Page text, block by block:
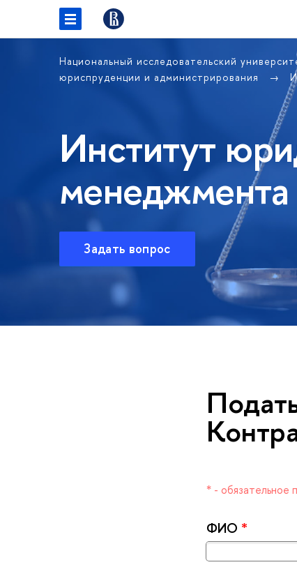
Национальный исследовательский
юриспруденции и администрирования
Институт
менеджмента
Задать вопрос
* - обязательное
ФИО *